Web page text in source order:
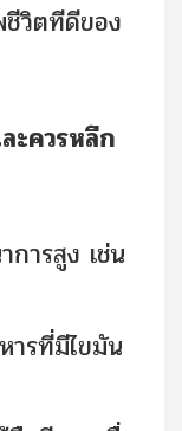
วิตทีดีของ
ะควรหลีก
ารสูง เช่น
ารที่มีไขมัน